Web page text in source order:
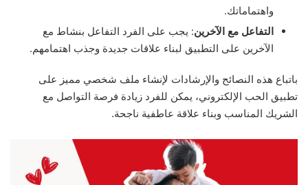
واهتماماتك.
التفاعل مع الآخرين: يجب على الفرد التفاعل بنشاط مع
الآخرين على التطبيق لبناء علاقات جديدة وجذب اهتمامهم.
باتباع هذه النصائح والإرشادات لإنشاء ملف شخصي مميز على
تطبيق الحب الإلكتروني، يمكن للفرد زيادة فرصة التواصل مع
الشريك المناسب وبناء علاقة عاطفية ناجحة.